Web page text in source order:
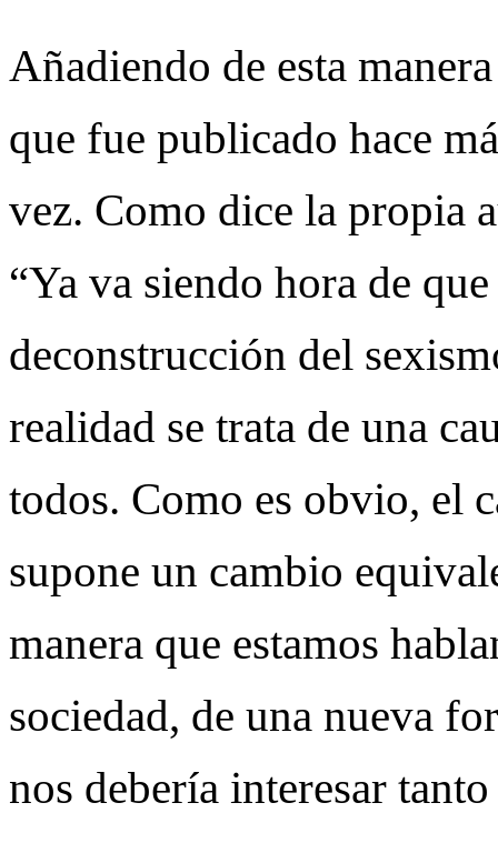
Añadiendo de esta
que fue publicado hace
vez. Como dice la propia
“Ya va siendo hora de
deconstrucción del
realidad se trata de una
todos. Como es obvio, el
supone un cambio
manera que estamos
sociedad, de una nueva
nos debería interesar